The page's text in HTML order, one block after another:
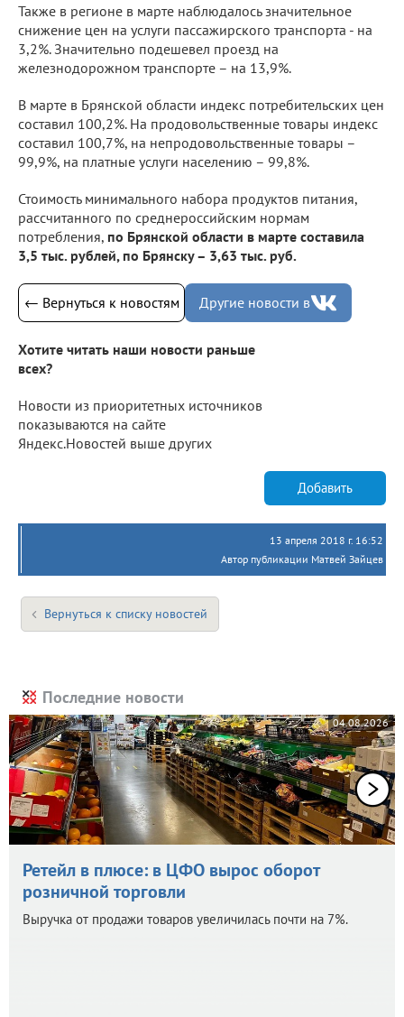
Также в регионе в марте наблюдалось значительное
снижение цен на услуги пассажирского транспорта - на
3,2%. Значительно подешевел проезд на
железнодорожном транспорте – на 13,9%.
В марте в Брянской области индекс потребительских цен
составил 100,2%. На продовольственные товары индекс
составил 100,7%, на непродовольственные товары –
99,9%, на платные услуги населению – 99,8%.
Стоимость минимального набора продуктов питания,
рассчитанного по среднероссийским нормам
потребления, по Брянской области в марте составила
3,5 тыс. рублей, по Брянску – 3,63 тыс. руб.
← Вернуться к новостям Другие новости в
Хотите читать наши новости раньше
всех?
Новости из приоритетных источников
показываются на сайте
Яндекс.Новостей выше других
Добавить
13 апреля 2018 г. 16:52
Автор публикации Матвей Зайцев
Вернуться к списку новостей
Последние новости
04.08.2026
Ретейл в плюсе: в ЦФО вырос оборот
розничной торговли
Выручка от продажи товаров увеличилась почти на 7%.